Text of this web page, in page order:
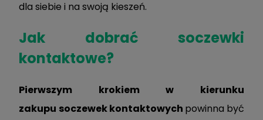
dla siebie i na swoją kieszeń.
Jak dobrać soczewki
kontaktowe?
Pierwszym krokiem w kierunku
zakupu soczewek kontaktowych powinna być